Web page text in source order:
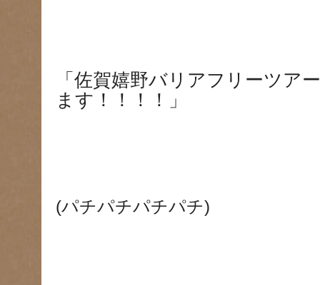
「佐賀嬉野バリアフリーツア
ます！！！！」
(パチパチパチパチ)